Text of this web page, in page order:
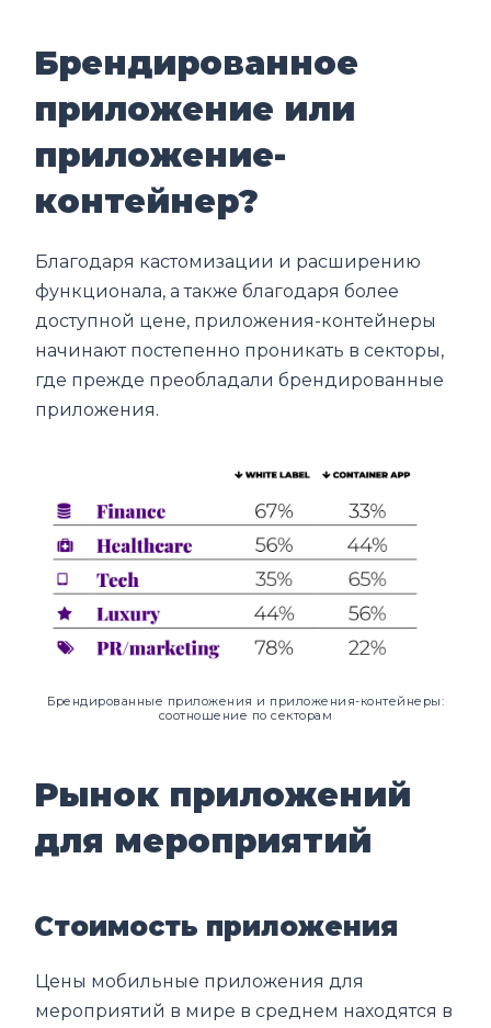
Брендированное
приложение или
приложение-
контейнер?
Благодаря кастомизации и расширению
функционала, а также благодаря более
доступной цене, приложения-контейнеры
начинают постепенно проникать в секторы,
где прежде преобладали брендированные
приложения.
Брендированные приложения и приложения-контейнеры:
соотношение по секторам
Рынок приложений
для мероприятий
Стоимость приложения
Цены мобильные приложения для
мероприятий в мире в среднем находятся в